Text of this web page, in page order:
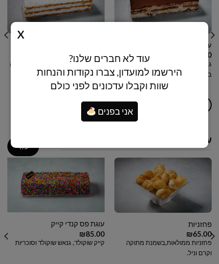
עוגת פס טרמיסו
79.00
גבינת מסקרפונה וריקוטה עם
בישקוטים טבול בקפה
₪79.00
בצק עלים מקורמל עם שמנת מתוקה
וקרם וניל
הוספה לסל
עוגות ויטרינה
עוד
פחזניות
₪65.00
פחזניות ממולאות,בשמנת מתוקה
וקרם וניל.
עוגת פס קנדי קייק
₪85.00
קייק שוקולד, גנאש שוקולד וסוכריות
עוד לא חברים שלנו?
הירשמו למועדון, צברו נקודות והנחות
שוות וקבלו עדכונים לפני כולם
אני בפנים